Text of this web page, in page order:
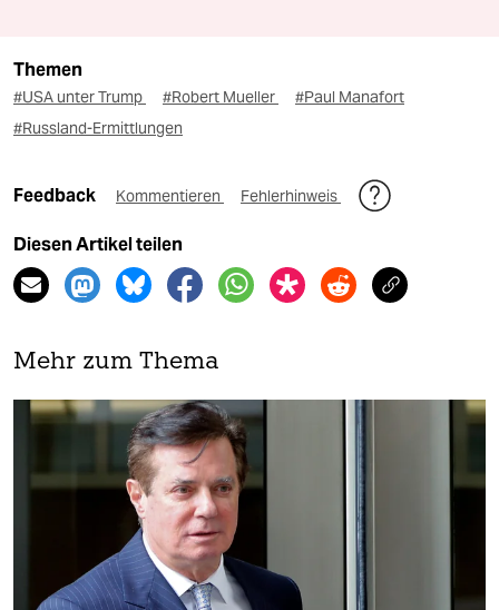
Themen
#USA unter Trump #Robert Mueller
#Paul Manafort
#Russland-Ermittlungen
Feedback Kommentieren Fehlerhinweis
Diesen Artikel teilen
Mehr zum Thema